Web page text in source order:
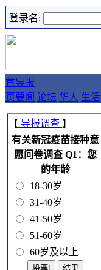
登录名:
首
页
导报
要闻 论坛 华人 生活
【 导报调查 】
有关新冠疫苗接种意
愿问卷调查 Q1：您
的年龄
18-30岁
31-40岁
41-50岁
51-60岁
60岁及以上